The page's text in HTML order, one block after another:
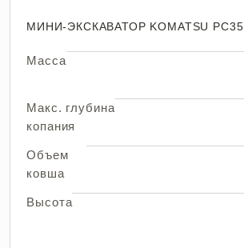
МИНИ-ЭКСКАВАТОР KOMATSU PC35
Масса
Макс. глубина
копания
Объем
ковша
Высота